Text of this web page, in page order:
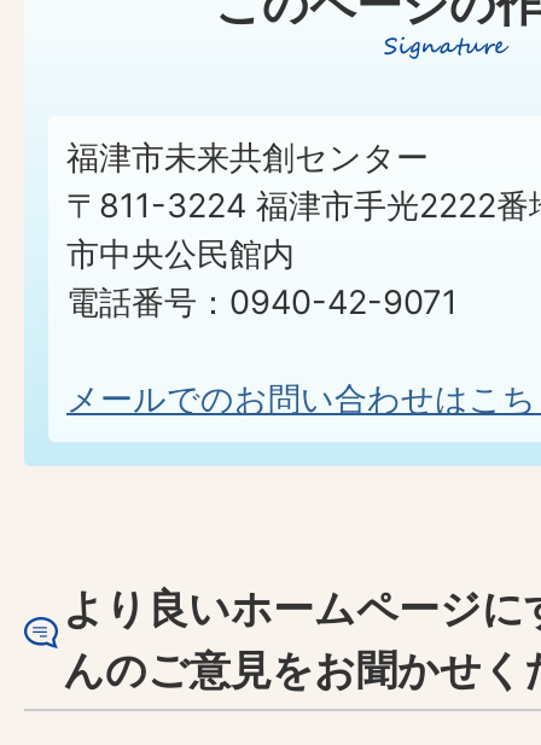
福津市未来共創センター
〒811-3224 福津市手光2222番
市中央公民館内
電話番号：0940-42-9071
メールでのお問い合わせはこ
より良いホームページ
んのご意見をお聞かせく